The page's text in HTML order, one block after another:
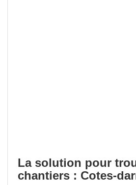
La solution pour
chantiers : Cotes-